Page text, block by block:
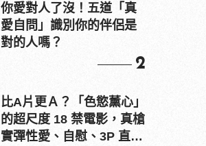
你愛對人了沒！五道「真
愛自問」識別你的伴侶是
對的人嗎？
2
比A片更Ａ？「色慾薰心」
的超尺度 18 禁電影，真槍
實彈性愛、自慰、3P 直接